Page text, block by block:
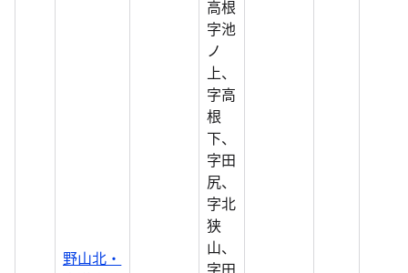
野山北・
高根
字池
ノ
上、
字高
根
下、
字田
尻、
字北
狭
山、
字田